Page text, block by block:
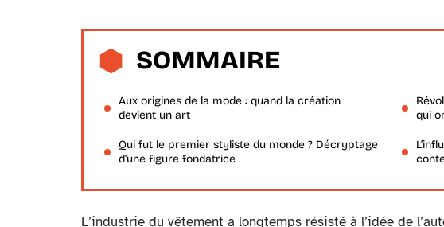
SOMMAIRE
Aux origines de la mode : quand la création
devient un art
Qui fut le premier styliste du monde ? Décryptage
d’une figure fondatrice
qui
L’industrie du vêtement a longtemps résisté à l’idée de